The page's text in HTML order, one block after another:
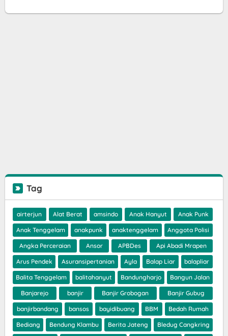
Tag
airterjun Alat Berat amsindo Anak Hanyut Anak Punk
Anak Tenggelam anakpunk anaktenggelam Anggota Polisi
Angka Perceraian Ansor APBDes Api Abadi Mrapen
Arus Pendek Asuransipertanian Ayla Balap Liar balapliar
Balita Tenggelam balitahanyut Bandungharjo Bangun Jalan
Banjarejo banjir Banjir Grobogan Banjir Gubug
banjirbandang bansos bayidibuang BBM Bedah Rumah
Bediang Bendung Klambu Berita Jateng Bledug Cangkring